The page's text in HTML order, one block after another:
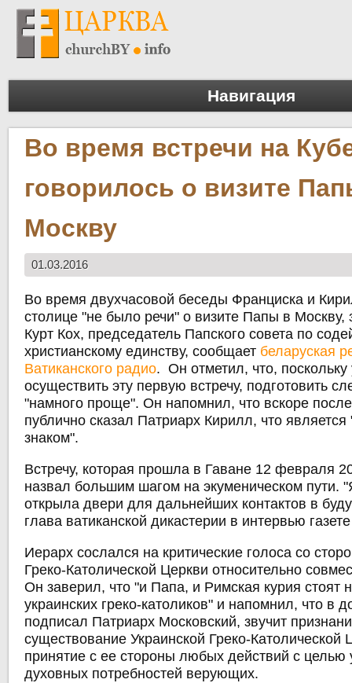
Навигация
Во время встречи на
говорилось о визите
Москву
01.03.2016
Во время двухчасовой беседы Франциска и
столице "не было речи" о визите Папы в Москву,
Курт Кох, председатель Папского совета по
христианскому единству, сообщает беларуская
Ватиканского радио. Он отметил, что, поскольку
осуществить эту первую встречу, подготовить
"намного проще". Он напомнил, что вскоре
публично сказал Патриарх Кирилл, что
знаком".
Встречу, которая прошла в Гаване 12 февраля
назвал большим шагом на экуменическом пути.
открыла двери для дальнейших контактов в
глава ватиканской дикастерии в интервью
Иерарх сослался на критические голоса со
Греко-Католической Церкви относительно
Он заверил, что "и Папа, и Римская курия стоят
украинских греко-католиков" и напомнил, что в
подписал Патриарх Московский, звучит
существование Украинской Греко-Католической
принятие с ее стороны любых действий с целью
духовных потребностей верующих.